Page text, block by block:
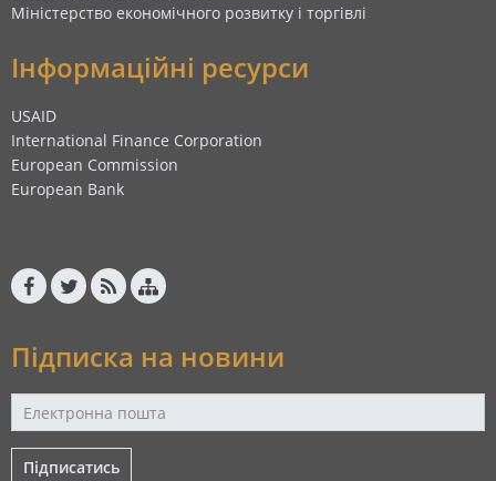
Міністерство економічного розвитку і торгівлі
Інформаційні ресурси
USAID
International Finance Corporation
European Commission
European Bank
Підписка на новини
Підписатись